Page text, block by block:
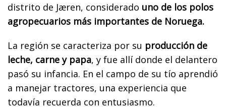
distrito de Jæren, considerado uno de los polos
agropecuarios más importantes de Noruega.
La región se caracteriza por su producción de
leche, carne y papa, y fue allí donde el delantero
pasó su infancia. En el campo de su tío aprendió
a manejar tractores, una experiencia que
todavía recuerda con entusiasmo.